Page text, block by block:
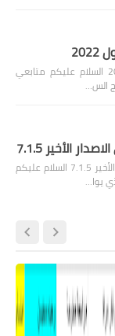
نتائج السادس ابتدائي الدور الاول 2022 السلام عليكم متابعي
الس…
الأخير 7.1.5
تحديث نسخة تطبيق فودو الى الاصدار الأخير 7.1.5 السلام عليكم
يوا…